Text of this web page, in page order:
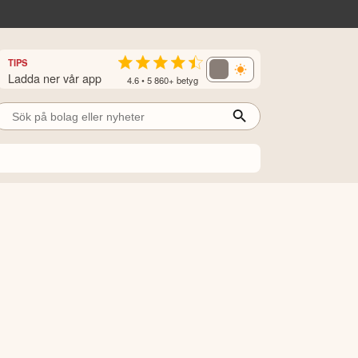
TIPS
Ladda ner vår app 4.6 • 5 860+ betyg